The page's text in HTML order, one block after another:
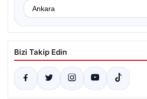
Bizi Takip Edin